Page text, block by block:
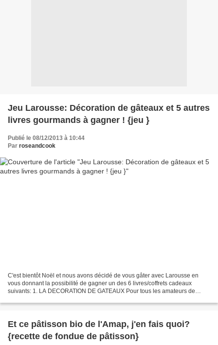
Jeu Larousse: Décoration de gâteaux et 5 autres
livres gourmands à gagner ! {jeu }
Publié le 08/12/2013 à 10:44
Par roseandcook
C'est bientôt Noël et nous avons décidé de vous gâter avec Larousse en
vous donnant la possibilité de gagner un des 6 livres/coffrets cadeaux
suivants: 1. LA DECORATION DE GATEAUX Pour tous les amateurs de
Et ce pâtisson bio de l'Amap, j'en fais quoi?
{recette de fondue de pâtisson}